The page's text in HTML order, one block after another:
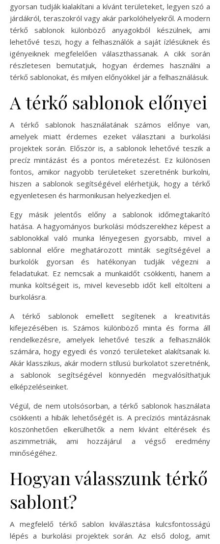
gyorsan tudják kialakítani a kívánt területeket, legyen szó a
járdákról, teraszokról vagy akár parkolóhelyekről. A modern
térkő sablonok különböző anyagokból készülnek, ami
lehetővé teszi, hogy a felhasználók a saját ízlésüknek és
igényeiknek megfelelően választhassanak. A cikk során
részletesen bemutatjuk, hogyan érdemes használni a
térkő sablonokat, és milyen előnyökkel jár a felhasználásuk.
A térkő sablonok előnyei
A térkő sablonok használatának számos előnye van,
amelyek miatt érdemes ezeket választani a burkolási
projektek során. Először is, a sablonok lehetővé teszik a
precíz mintázást és a pontos méretezést. Ez különösen
fontos, amikor nagyobb területeket szeretnénk burkolni,
hiszen a sablonok segítségével elérhetjük, hogy a térkő
egyenletesen és harmonikusan helyezkedjen el.
Egy másik jelentős előny a sablonok időmegtakarító
hatása. A hagyományos burkolási módszerekhez képest a
sablonokkal való munka lényegesen gyorsabb, mivel a
sablonnal előre meghatározott minták segítségével a
burkolók gyorsan és hatékonyan tudják végezni a
feladatukat. Ez nemcsak a munkaidőt csökkenti, hanem a
munka költségeit is, mivel kevesebb időt kell eltölteni a
burkolásra.
A térkő sablonok emellett segítenek a kreativitás
kifejezésében is. Számos különböző minta és forma áll
rendelkezésre, amelyek lehetővé teszik a felhasználók
számára, hogy egyedi és vonzó területeket alakítsanak ki.
Akár klasszikus, akár modern stílusú burkolatot szeretnénk,
a sablonok segítségével könnyedén megvalósíthatjuk
elképzeléseinket.
Végül, de nem utolsósorban, a térkő sablonok használata
csökkenti a hibák lehetőségét is. A precíziós mintázásnak
köszönhetően elkerülhetők a nem kívánt eltérések és
aszimmetriák, ami hozzájárul a végső eredmény
minőségéhez.
Hogyan válasszunk térkő
sablont?
A megfelelő térkő sablon kiválasztása kulcsfontosságú
lépés a burkolási projektek során. Az első dolog, amit